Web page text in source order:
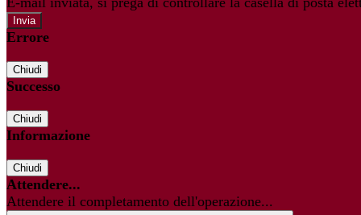
Errore
Chiudi
Successo
Chiudi
Informazione
Chiudi
Attendere...
Attendere il completamento dell'operazione...